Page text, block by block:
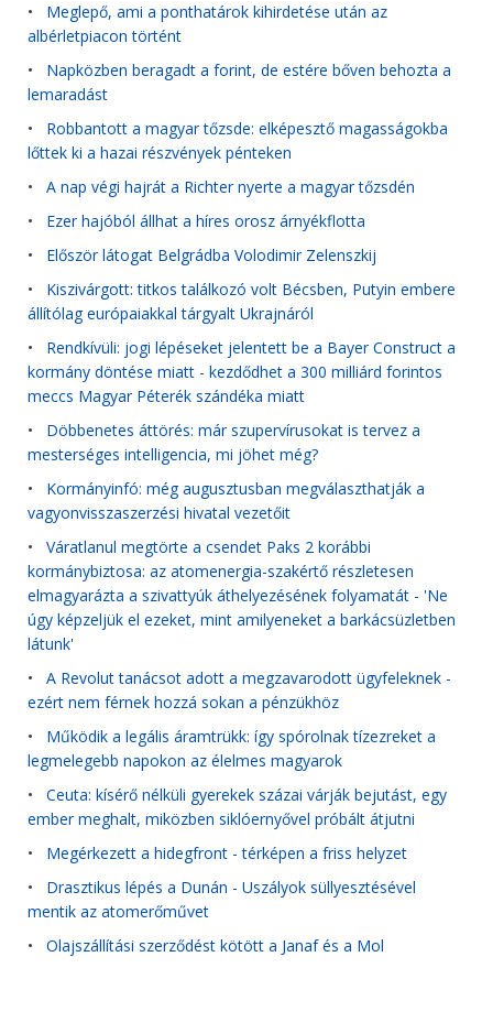
• Meglepő, ami a ponthatárok kihirdetése után az
albérletpiacon történt
• Napközben beragadt a forint, de estére bőven behozta a
lemaradást
• Robbantott a magyar tőzsde: elképesztő magasságokba
lőttek ki a hazai részvények pénteken
• A nap végi hajrát a Richter nyerte a magyar tőzsdén
• Ezer hajóból állhat a híres orosz árnyékflotta
• Először látogat Belgrádba Volodimir Zelenszkij
• Kiszivárgott: titkos találkozó volt Bécsben, Putyin embere
állítólag európaiakkal tárgyalt Ukrajnáról
• Rendkívüli: jogi lépéseket jelentett be a Bayer Construct a
kormány döntése miatt - kezdődhet a 300 milliárd forintos
meccs Magyar Péterék szándéka miatt
• Döbbenetes áttörés: már szupervírusokat is tervez a
mesterséges intelligencia, mi jöhet még?
• Kormányinfó: még augusztusban megválaszthatják a
vagyonvisszaszerzési hivatal vezetőit
• Váratlanul megtörte a csendet Paks 2 korábbi
kormánybiztosa: az atomenergia-szakértő részletesen
elmagyarázta a szivattyúk áthelyezésének folyamatát - 'Ne
úgy képzeljük el ezeket, mint amilyeneket a barkácsüzletben
látunk'
• A Revolut tanácsot adott a megzavarodott ügyfeleknek -
ezért nem férnek hozzá sokan a pénzükhöz
• Működik a legális áramtrükk: így spórolnak tízezreket a
legmelegebb napokon az élelmes magyarok
• Ceuta: kísérő nélküli gyerekek százai várják bejutást, egy
ember meghalt, miközben siklóernyővel próbált átjutni
• Megérkezett a hidegfront - térképen a friss helyzet
• Drasztikus lépés a Dunán - Uszályok süllyesztésével
mentik az atomerőművet
• Olajszállítási szerződést kötött a Janaf és a Mol